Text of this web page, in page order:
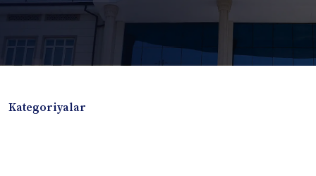
Kategoriyalar